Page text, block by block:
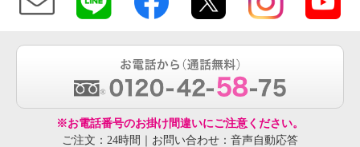
※お電話番号のお掛け間違いにご注意ください。
ご注文：24時間｜お問い合わせ：音声自動応答